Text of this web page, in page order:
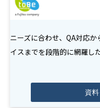
ニーズに合わせ、QA対応
イスまでを段階的に網羅し
資